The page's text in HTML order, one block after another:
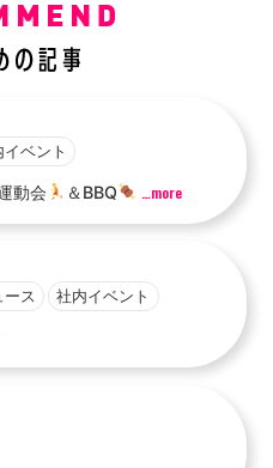
イベント
動会 ＆BBQ …more
ース 社内イベント